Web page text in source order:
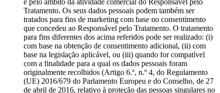
e pelo âmbito da atividade comercial do Responsável pelo
Tratamento. Os seus dados pessoais podem também ser
tratados para fins de marketing com base no consentimento
que concedeu ao Responsável pelo Tratamento. O tratamento
para fins diferentes dos acima referidos pode ser realizado: (i)
com base na obtenção de consentimento adicional, (ii) com
base na legislação aplicável, ou (iii) quando for compatível
com a finalidade para a qual os dados pessoais foram
originalmente recolhidos (Artigo 6.º, n.º 4, do Regulamento
(UE) 2016/679 do Parlamento Europeu e do Conselho, de 27
de abril de 2016, relativo à proteção das pessoas singulares no